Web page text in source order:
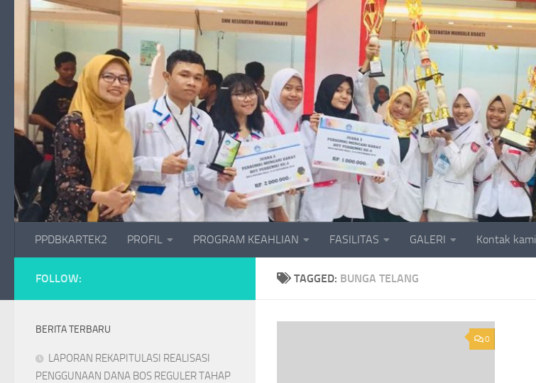
Skip to content
PPDBKARTEK2 PROFIL PROGRAM KEAHLIAN FASILITAS GALERI Kontak kami
TAGGED: BUNGA TELANG
0
FOLLOW:
BERITA TERBARU
LAPORAN REKAPITULASI REALISASI
PENGGUNAAN DANA BOS REGULER TAHAP